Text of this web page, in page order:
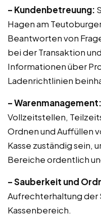
– Kundenbetreuung:
Hagen am
Beantworten von
bei der Transaktion
Informationen über
Ladenrichtlinien
– Warenmanagement:
Vollzeitstellen,
Ordnen und Auffüllen
Kasse zuständig sein,
Bereiche ordentlich
– Sauberkeit und
Aufrechterhaltung der
Kassenbereich.